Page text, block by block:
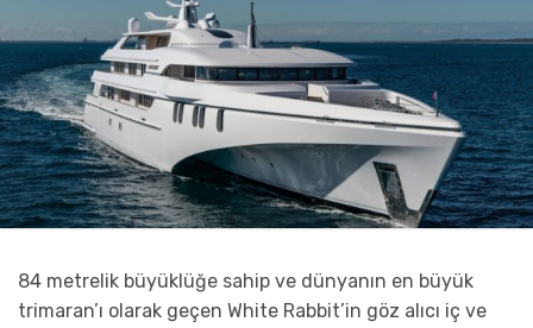
84 metrelik büyüklüğe sahip ve dünyanın en büyük
trimaran’ı olarak geçen White Rabbit’in göz alıcı iç ve